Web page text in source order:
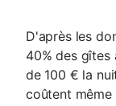
D'après les
40% des gîtes
de 100 € la
coûtent